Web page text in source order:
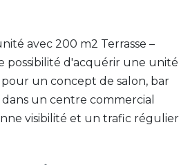
avec 200 m2 Terrasse –
possibilité d'acquérir une unité
un concept de salon, bar
un centre commercial
visibilité et un trafic régulier